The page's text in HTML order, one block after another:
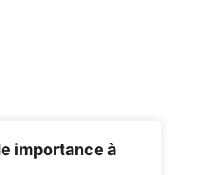
importance à